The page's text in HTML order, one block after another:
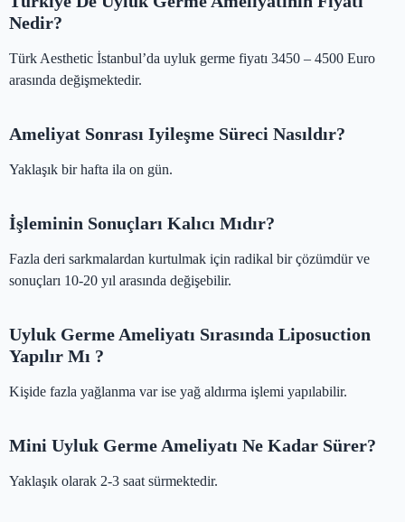
Nedir?
Türk Aesthetic İstanbul’da uyluk germe fiyatı 3450 – 4500 Euro
arasında değişmektedir.
Ameliyat Sonrası Iyileşme Süreci Nasıldır?
Yaklaşık bir hafta ila on gün.
İşleminin Sonuçları Kalıcı Mıdır?
Fazla deri sarkmalardan kurtulmak için radikal bir çözümdür ve
sonuçları 10-20 yıl arasında değişebilir.
Uyluk Germe Ameliyatı Sırasında Liposuction
Yapılır Mı ?
Kişide fazla yağlanma var ise yağ aldırma işlemi yapılabilir.
Mini Uyluk Germe Ameliyatı Ne Kadar Sürer?
Yaklaşık olarak 2-3 saat sürmektedir.